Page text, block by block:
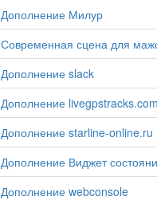
Дополнение Милур
Современная сцена для
Дополнение slack
Дополнение livegpstracks.com
Дополнение starline-online.ru
Дополнение Виджет
Дополнение webconsole